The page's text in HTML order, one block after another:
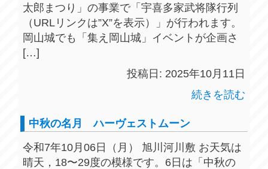
太郎まつり」の事業で「宇喜多家武将隊行列
（URLリンクは”X”を表示）」が行われます。
岡山城でも「集え岡山城」イベントが企画さ
[…]
投稿日: 2025年10月11日
続きを読む
中秋の名月 ハーヴェストムーン
令和7年10月06日（月） 旭川河川敷 お天気は
晴天，18〜29度の模様です。6日は「中秋の